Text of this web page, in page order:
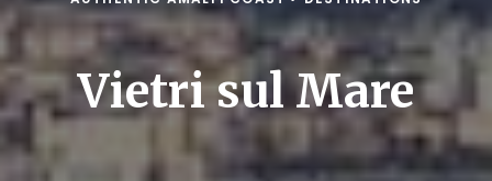
Vietri sul Mare